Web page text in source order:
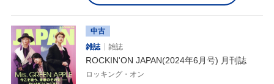
中古
雑誌
雑誌
ROCKIN'ON JAPAN(2024年6月号) 月刊誌
ロッキング・オン